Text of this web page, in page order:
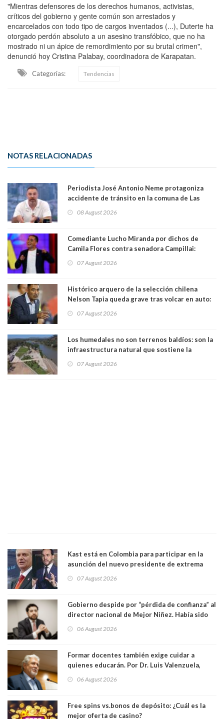
"Mientras defensores de los derechos humanos, activistas,
críticos del gobierno y gente común son arrestados y
encarcelados con todo tipo de cargos inventados (...), Duterte ha
otorgado perdón absoluto a un asesino transfóbico, que no ha
mostrado ni un ápice de remordimiento por su brutal crimen",
denunció hoy Cristina Palabay, coordinadora de Karapatan.
Categorias: Tendencias
NOTAS RELACIONADAS
Periodista José Antonio Neme protagoniza
accidente de tránsito en la comuna de Las
08 August 2026
Comediante Lucho Miranda por dichos de
Camila Flores contra senadora Campillai:
forma de quitar dignidad"
07 August 2026
Histórico arquero de la selección chilena
Nelson Tapia queda grave tras volcar en auto:
07 August 2026
Los humedales no son terrenos baldíos: son la
infraestructura natural que sostiene la
07 August 2026
Kast está en Colombia para participar en la
asunción del nuevo presidente de extrema
07 August 2026
Gobierno despide por “pérdida de confianza” al
director nacional de Mejor Niñez. Había sido
06 August 2026
Formar docentes también exige cuidar a
quienes educarán. Por Dr. Luis Valenzuela,
Académicos U. Católica Silva Henríquez
06 August 2026
Free spins vs.bonos de depósito: ¿Cuál es la
mejor oferta de casino?